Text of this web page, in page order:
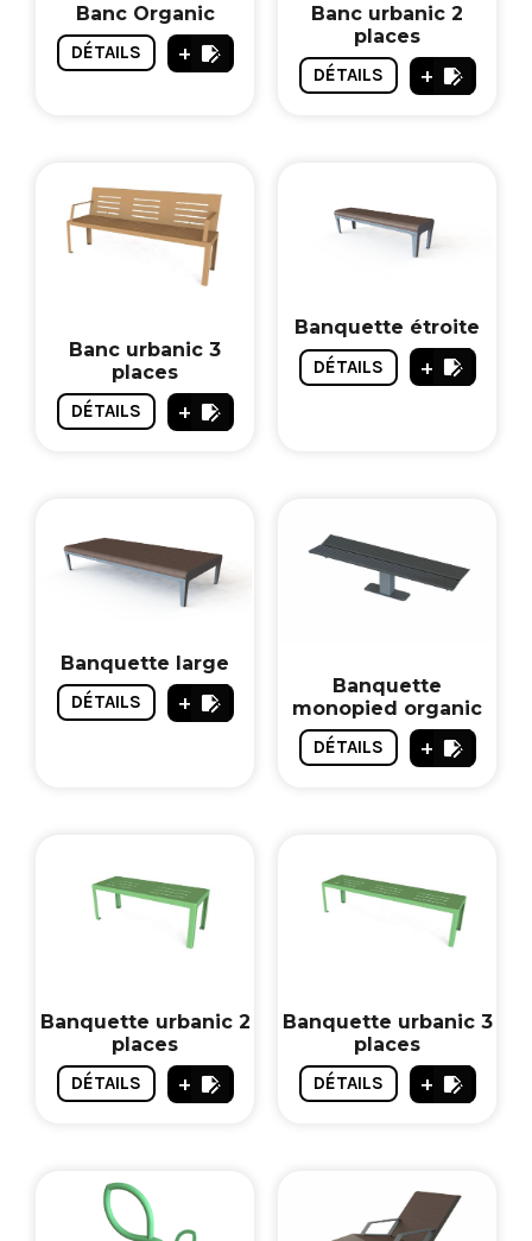
Banc Organic
DÉTAILS +
Banc urbanic 2
places
DÉTAILS +
Banc urbanic 3
places
DÉTAILS +
Banquette étroite
DÉTAILS +
Banquette large
DÉTAILS +
Banquette
monopied organic
DÉTAILS +
Banquette urbanic 2
places
DÉTAILS +
Banquette urbanic 3
places
DÉTAILS +